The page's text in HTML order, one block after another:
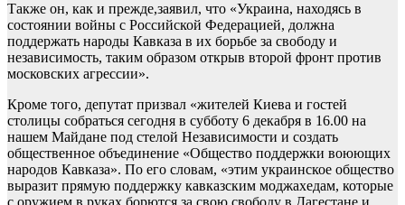
Также он, как и прежде,заявил, что «Украина, находясь в
состоянии войны с Российской Федерацией, должна
поддержать народы Кавказа в их борьбе за свободу и
независимость, таким образом открыв второй фронт против
московских агрессии».
Кроме того, депутат призвал «жителей Киева и гостей
столицы собраться сегодня в субботу 6 декабря в 16.00 на
нашем Майдане под стелой Независимости и создать
общественное объединение «Общество поддержки воюющих
народов Кавказа». По его словам, «этим украинское общество
выразит прямую поддержку кавказским моджахедам, которые